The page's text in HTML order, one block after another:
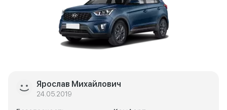
Ярослав Михайлович
24.05.2019